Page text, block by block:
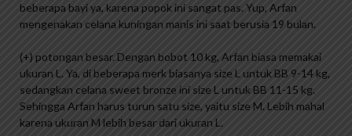
beberapa bayi ya, karena popok ini sangat pas. Yup, Arfan
mengenakan celana kuningan manis ini saat berusia 19 bulan.
(+) potongan besar. Dengan bobot 10 kg, Arfan biasa memakai
ukuran L. Ya, di beberapa merk biasanya size L untuk BB 9-14 kg,
sedangkan celana sweet bronze ini size L untuk BB 11-15 kg.
Sehingga Arfan harus turun satu size, yaitu size M. Lebih mahal
karena ukuran M lebih besar dari ukuran L.